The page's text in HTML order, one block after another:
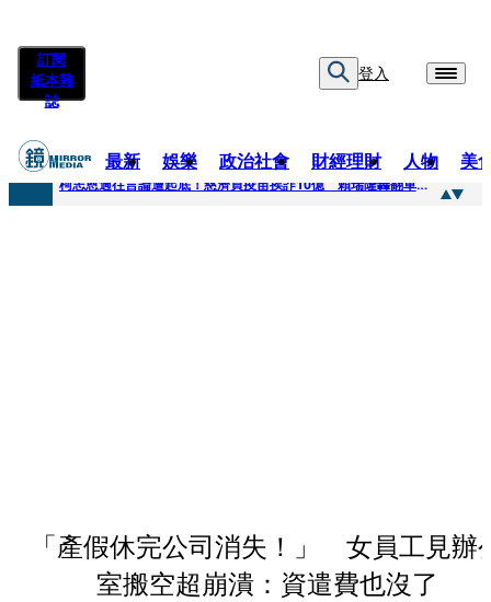
訂閱
紙本雜
誌
登入
最新 娛樂 政治社會 財經理財 人物 美
快訊
柯志恩過往言論遭起底！慈濟買疫苗挨詐10億 賴瑞隆轟翻車：應為當年錯誤道歉
「產假休完公司消失！」 女員工見辦
室搬空超崩潰：資遣費也沒了